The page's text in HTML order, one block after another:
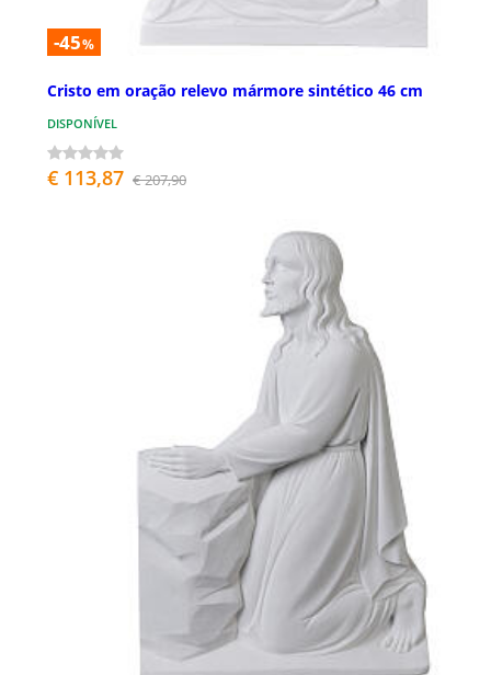
-45%
Cristo em oração relevo mármore sintético 46 cm
DISPONÍVEL
€ 113,87 € 207,90